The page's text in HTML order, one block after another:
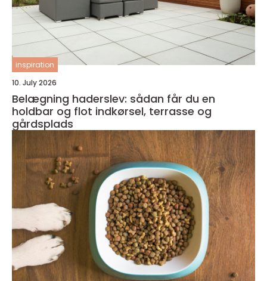
inspiration
10. July 2026
Belægning haderslev: sådan får du en
holdbar og flot indkørsel, terrasse og
gårdsplads